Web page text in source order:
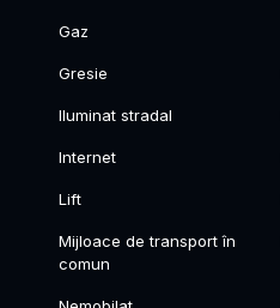
Gaz
Gresie
Iluminat stradal
Internet
Lift
Mijloace de transport în
comun